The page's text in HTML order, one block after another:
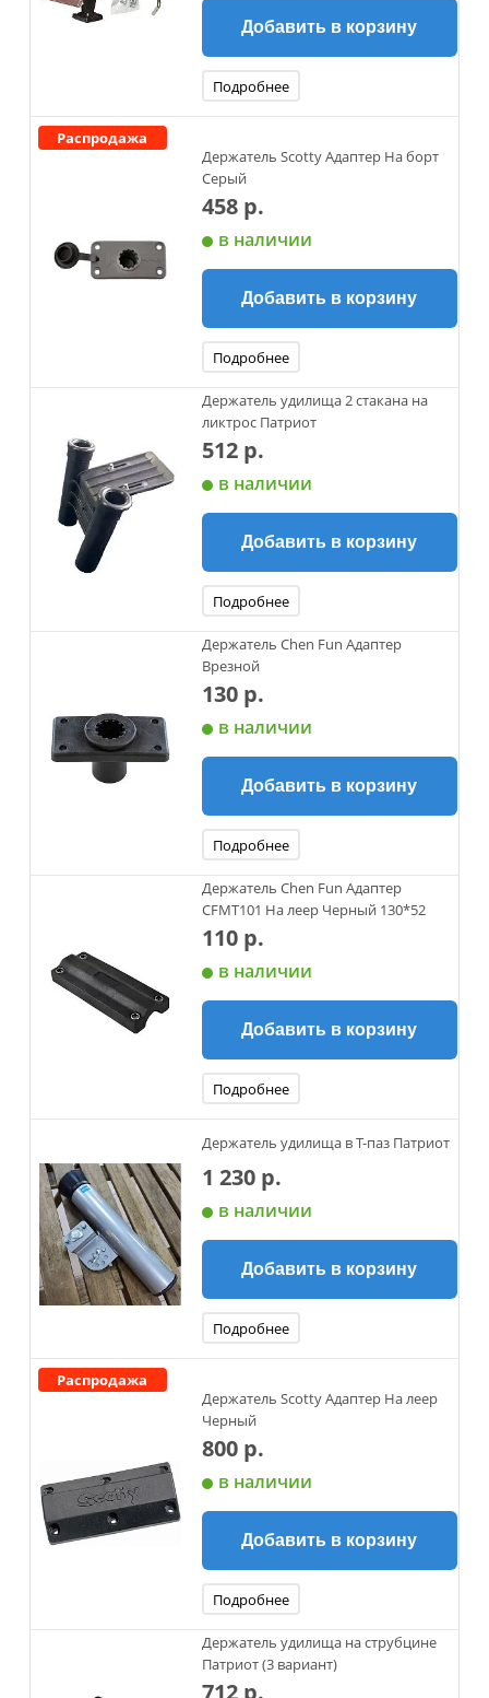
Добавить в корзину
Подробнее
Распродажа
Держатель Scotty Адаптер На борт
Серый
458 р.
в наличии
Добавить в корзину
Подробнее
Держатель удилища 2 стакана на
ликтрос Патриот
512 р.
в наличии
Добавить в корзину
Подробнее
Держатель Chen Fun Адаптер
Врезной
130 р.
в наличии
Добавить в корзину
Подробнее
Держатель Chen Fun Адаптер
CFMT101 На леер Черный 130*52
110 р.
в наличии
Добавить в корзину
Подробнее
Держатель удилища в Т-паз Патриот
1 230 р.
в наличии
Добавить в корзину
Подробнее
Распродажа
Держатель Scotty Адаптер На леер
Черный
800 р.
в наличии
Добавить в корзину
Подробнее
Держатель удилища на струбцине
Патриот (3 вариант)
712 р.